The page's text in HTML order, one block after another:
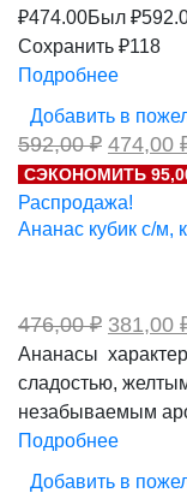
₽474.00Был ₽
Сохранить ₽118
Подробнее
Добавить в
592,00₽
цена
592,00 ₽.
474,00
СЭКОНОМИТЬ
Распродажа!
Ананас кубик с/м,
476,00₽
476,00
381,00
Ананасы
сладостью,
незабываемым
Подробнее
Добавить в